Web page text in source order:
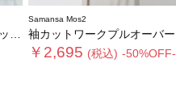
】
Samansa Mos2
袖カットワークプルオーバー
￥2,695 (税込) -50%OFF-